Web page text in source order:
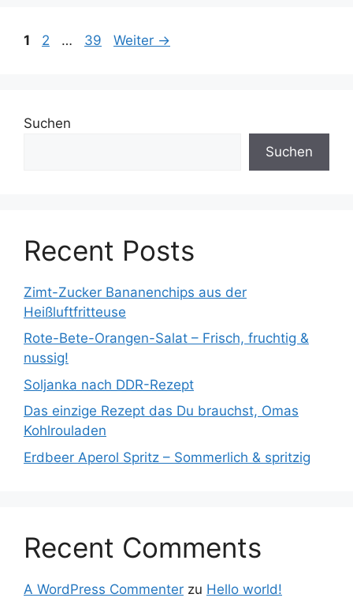
Seite
1 Seite
2 … Seite
39 Weiter →
Suchen
Suchen
Recent Posts
Zimt-Zucker Bananenchips aus der
Heißluftfritteuse
Rote-Bete-Orangen-Salat – Frisch, fruchtig &
nussig!
Soljanka nach DDR-Rezept
Das einzige Rezept das Du brauchst, Omas
Kohlrouladen
Erdbeer Aperol Spritz – Sommerlich & spritzig
Recent Comments
A WordPress Commenter zu Hello world!